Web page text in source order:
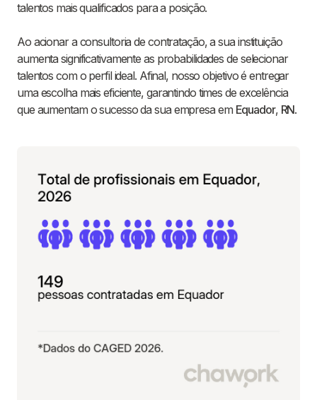
talentos mais qualificados para a posição.
Ao acionar a consultoria de contratação, a sua instituição
aumenta significativamente as probabilidades de selecionar
talentos com o perfil ideal. Afinal, nosso objetivo é entregar
uma escolha mais eficiente, garantindo times de excelência
que aumentam o sucesso da sua empresa em Equador, RN.